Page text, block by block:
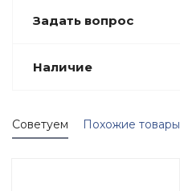
Задать вопрос
Наличие
Советуем Похожие товары